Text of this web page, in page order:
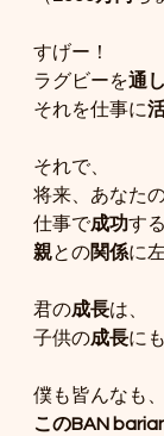
すげー！
ラグビーを通し
それを仕事に
それで、
将来、あなた
仕事で成功す
親との関係に
君の成長は、
子供の成長に
僕も皆んなも、
このBAN